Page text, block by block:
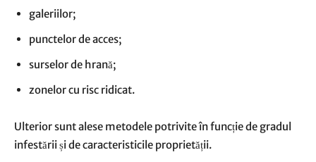
galeriilor;
punctelor de acces;
surselor de hrană;
zonelor cu risc ridicat.
Ulterior sunt alese metodele potrivite în funcție de gradul
infestării și de caracteristicile proprietății.